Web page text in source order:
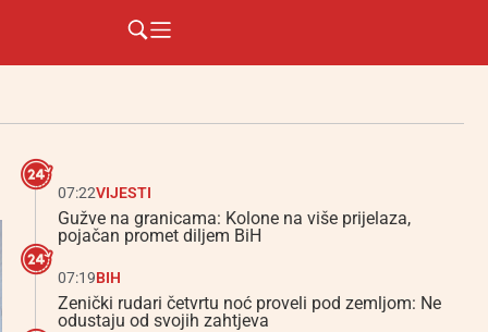
07:22VIJESTI
Gužve na granicama: Kolone na više prijelaza,
pojačan promet diljem BiH
07:19BIH
Zenički rudari četvrtu noć proveli pod zemljom: Ne
odustaju od svojih zahtjeva